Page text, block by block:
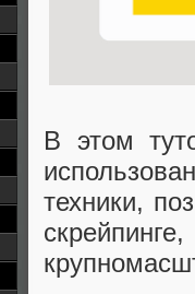
В этом
техники,